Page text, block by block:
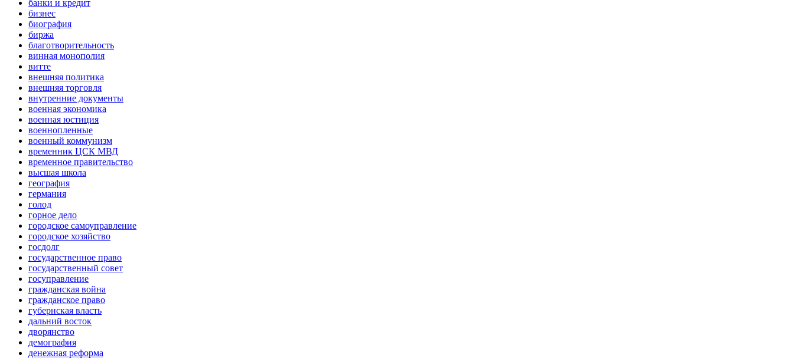
банки и кредит
бизнес
биография
биржа
благотворительность
винная монополия
витте
внешняя политика
внешняя торговля
внутренние документы
военная экономика
военная юстиция
военнопленные
военный коммунизм
временник ЦСК МВД
временное правительство
высшая школа
география
германия
голод
горное дело
городское самоуправление
городское хозяйство
госдолг
государственное право
государственный совет
госуправление
гражданская война
гражданское право
губернская власть
дальний восток
дворянство
демография
денежная реформа